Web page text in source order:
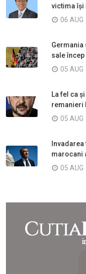
victima își
06 AUG
Germania
sale
05 AUG
La fel ca
remanieri
05 AUG
marocani
05 AUG